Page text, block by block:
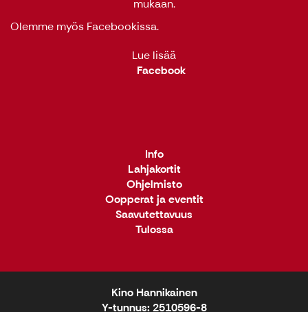
mukaan.
Olemme myös Facebookissa.
Lue lisää
Facebook
Info
Lahjakortit
Ohjelmisto
Oopperat ja eventit
Saavutettavuus
Tulossa
Kino Hannikainen
Y-tunnus: 2510596-8